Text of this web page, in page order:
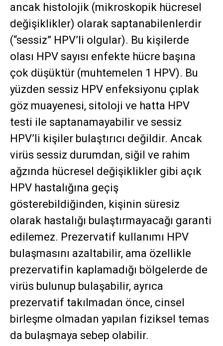
ancak histolojik (mikroskopik hücresel
değişiklikler) olarak saptanabilenlerdir
(“sessiz” HPV’li olgular). Bu kişilerde
olası HPV sayısı enfekte hücre başına
çok düşüktür (muhtemelen 1 HPV). Bu
yüzden sessiz HPV enfeksiyonu çıplak
göz muayenesi, sitoloji ve hatta HPV
testi ile saptanamayabilir ve sessiz
HPV’li kişiler bulaştırıcı değildir. Ancak
virüs sessiz durumdan, siğil ve rahim
ağzında hücresel değişiklikler gibi açık
HPV hastalığına geçiş
gösterebildiğinden, kişinin süresiz
olarak hastalığı bulaştırmayacağı garanti
edilemez. Prezervatif kullanımı HPV
bulaşmasını azaltabilir, ama özellikle
prezervatifin kaplamadığı bölgelerde de
virüs bulunup bulaşabilir, ayrıca
prezervatif takılmadan önce, cinsel
birleşme olmadan yapılan fiziksel temas
da bulaşmaya sebep olabilir.